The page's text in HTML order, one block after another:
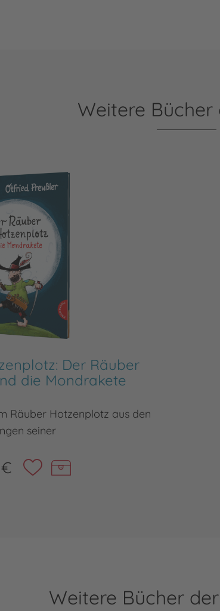
Weitere Bücher
Der Räuber
die Mondrakete
Räuber Hotzenplotz aus den
seiner
Weitere Bücher